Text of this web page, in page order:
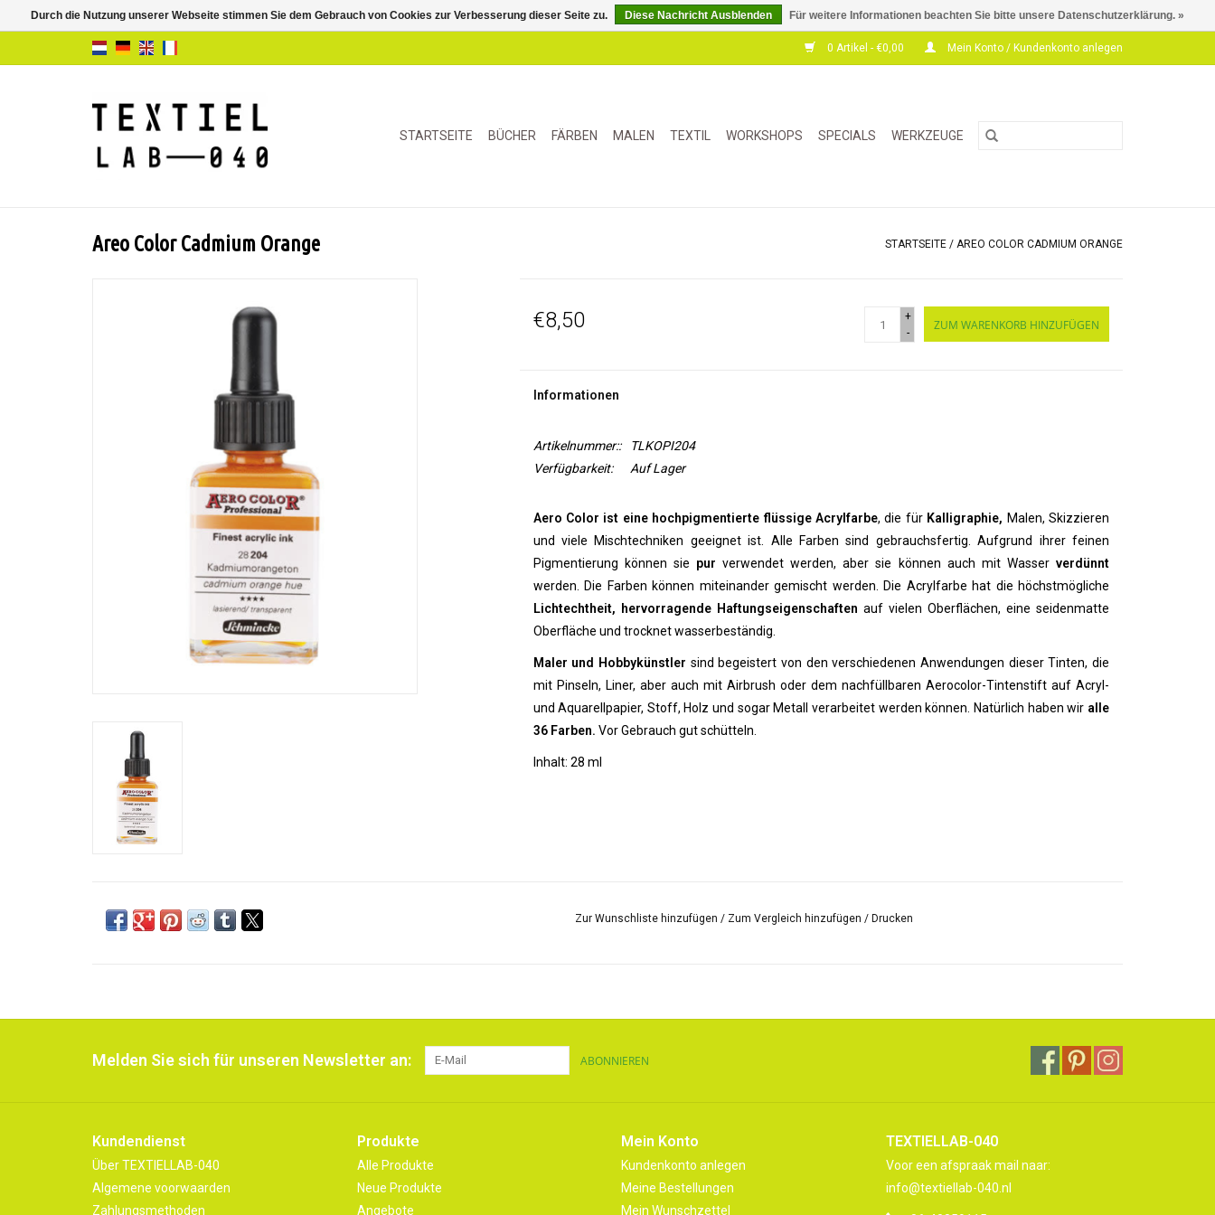
0 Artikel - €0,00 Mein Konto / Kundenkonto anlegen
STARTSEITE BÜCHER FÄRBEN MALEN TEXTIL WORKSHOPS SPECIALS WERKZEUGE
Areo Color Cadmium Orange STARTSEITE / AREO COLOR CADMIUM ORANGE
€8,50
+
-
ZUM WARENKORB HINZUFÜGEN
Informationen
Artikelnummer::
TLKOPI204
Verfügbarkeit:
Auf Lager
Aero Color ist eine hochpigmentierte flüssige Acrylfarbe, die für Kalligraphie, Malen, Skizzieren
und viele Mischtechniken geeignet ist. Alle Farben sind gebrauchsfertig. Aufgrund ihrer feinen
Pigmentierung können sie pur verwendet werden, aber sie können auch mit Wasser verdünnt
werden. Die Farben können miteinander gemischt werden.
Die Acrylfarbe hat die höchstmögliche
Lichtechtheit, hervorragende Haftungseigenschaften auf vielen Oberflächen, eine seidenmatte
Oberfläche und trocknet wasserbeständig.
Maler und Hobbykünstler sind begeistert von den verschiedenen Anwendungen dieser Tinten, die
mit Pinseln, Liner, aber auch mit Airbrush oder dem nachfüllbaren Aerocolor-Tintenstift auf Acryl-
und Aquarellpapier, Stoff, Holz und sogar Metall verarbeitet werden können.
Natürlich haben wir alle
36 Farben. Vor Gebrauch gut schütteln.
Inhalt: 28 ml
Zur Wunschliste hinzufügen / Zum Vergleich hinzufügen /Drucken
Melden Sie sich für unseren Newsletter an: ABONNIEREN
Kundendienst
Über TEXTIELLAB-040
Algemene voorwaarden
Zahlungsmethoden
Produkte
Alle Produkte
Neue Produkte
Angebote
Mein Konto
Kundenkonto anlegen
Meine Bestellungen
Mein Wunschzettel
TEXTIELLAB-040
Voor een afspraak mail naar:
info@textiellab-040.nl
Durch die Nutzung unserer Webseite stimmen Sie dem Gebrauch von Cookies zur Verbesserung dieser Seite zu. Diese Nachricht Ausblenden Für weitere Informationen beachten Sie bitte unsere Datenschutzerklärung. »